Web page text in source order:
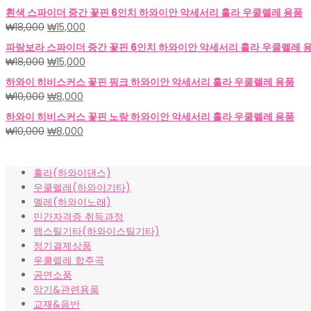
래
가
격:
₩18,000.
재
가
격:
₩15,000.
흰색 스파이더 중간 꽃핀 6인치 하와이안 악세서리 훌라 우쿨렐레 용품
₩18,000 원
래
가
격:
₩18,000.
₩15,000
재
가
격:
₩15,000.
파랑보라 스파이더 중간 꽃핀 6인치 하와이안 악세서리 훌라 우쿨렐레
₩18,000 원
래
가
격:
₩18,000.
₩15,000
재
가
₩15,000.
하와이 히비스커스 꽃핀 핑크 하와이안 악세서리 훌라 우쿨렐레 용품
₩10,000 원
래
가
격:
₩8,000
재
가
격:
하와이 히비스커스 꽃핀 노랑 하와이안 악세서리 훌라 우쿨렐레 용품
₩10,000 원
격:
₩10,000.
₩8,000
격:
₩8,000.
훌라(하와이댄스)
우쿨렐레(하와이기타)
멜레(하와이노래)
민간자격증 취득과정
랩스틸기타(하와이스틸기타)
정기결제상품
우쿨렐레 합주곡
공연소품
악기&관련용품
교재&음반